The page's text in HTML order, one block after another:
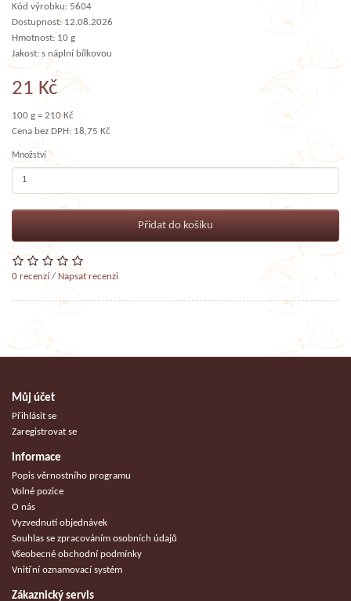
Kód výrobku: 5604
Dostupnost: 12.08.2026
Hmotnost: 10 g
Jakost: s náplní bílkovou
21 Kč
100 g = 210 Kč
Cena bez DPH: 18,75 Kč
Množství
Přidat do košíku
0 recenzí/ Napsat recenzi
Můj účet
Přihlásit se
Zaregistrovat se
Informace
Popis věrnostního programu
Volné pozice
O nás
Vyzvednutí objednávek
Souhlas se zpracováním osobních údajů
Všeobecné obchodní podmínky
Vnitřní oznamovací systém
Zákaznický servis